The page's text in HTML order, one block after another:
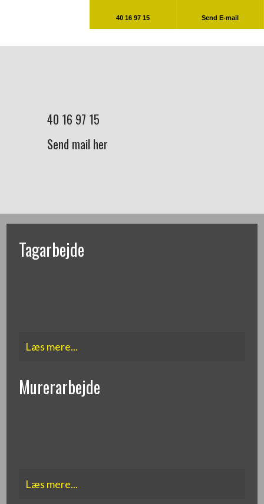
40 16 97 15​
Send mail her
40 16 97 15​ Send E-mail
Tagarbejde
Læs mere...​
Murerarbejde
Læs mere...​